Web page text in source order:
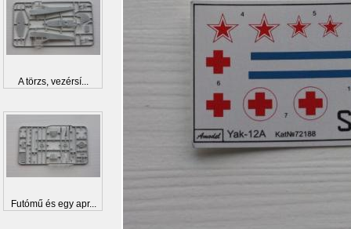
A törzs, vezérsí...
Futómű és egy apr...